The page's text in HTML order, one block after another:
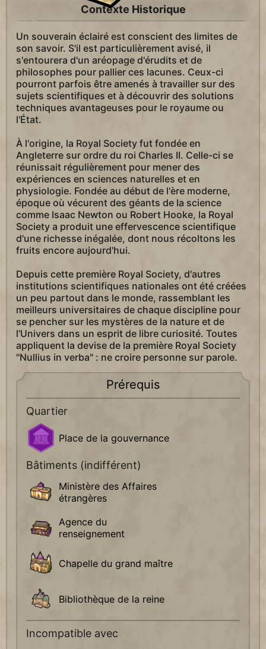
Contexte Historique
Un souverain éclairé est conscient des limites de
son savoir. S'il est particulièrement avisé, il
s'entourera d'un aréopage d'érudits et de
philosophes pour pallier ces lacunes. Ceux-ci
pourront parfois être amenés à travailler sur des
sujets scientifiques et à découvrir des solutions
techniques avantageuses pour le royaume ou
l'État.
À l'origine, la Royal Society fut fondée en
Angleterre sur ordre du roi Charles II. Celle-ci se
réunissait régulièrement pour mener des
expériences en sciences naturelles et en
physiologie. Fondée au début de l'ère moderne,
époque où vécurent des géants de la science
comme Isaac Newton ou Robert Hooke, la Royal
Society a produit une effervescence scientifique
d'une richesse inégalée, dont nous récoltons les
fruits encore aujourd'hui.
Depuis cette première Royal Society, d'autres
institutions scientifiques nationales ont été créées
un peu partout dans le monde, rassemblant les
meilleurs universitaires de chaque discipline pour
se pencher sur les mystères de la nature et de
l'Univers dans un esprit de libre curiosité. Toutes
appliquent la devise de la première Royal Society
"Nullius in verba" : ne croire personne sur parole.
Prérequis
Quartier
Place de la gouvernance
Bâtiments (indifférent)
Ministère des Affaires
étrangères
Agence du
renseignement
Chapelle du grand maître
Bibliothèque de la reine
Incompatible avec